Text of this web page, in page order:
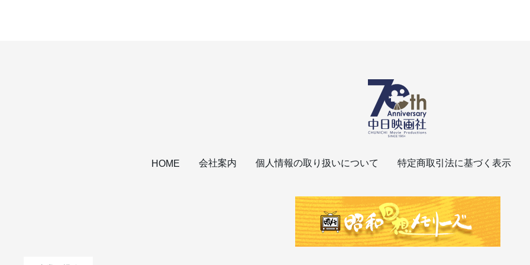
HOME 会社案内 個人情報の取り扱いについて 特定商取引法に基づく表示